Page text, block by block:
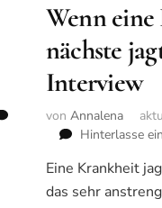
Wenn
nächste
Interview
von Annalena
Hinterlasse
Eine Krankheit
das sehr